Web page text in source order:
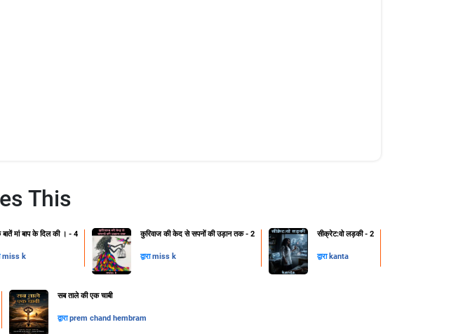
This
मां बाप के दिल की । - 4
miss k
कुरिवाज की केद से सपनों की उड़ान तक - 2
द्वाराmiss k
सीक्रेट:वो लड़की - 2
द्वारा kanta
सब ताले की एक चाबी
द्वाराprem chand hembram